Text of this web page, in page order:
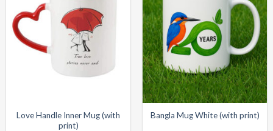
Love Handle Inner Mug (with
print)
Bangla Mug White (with print)